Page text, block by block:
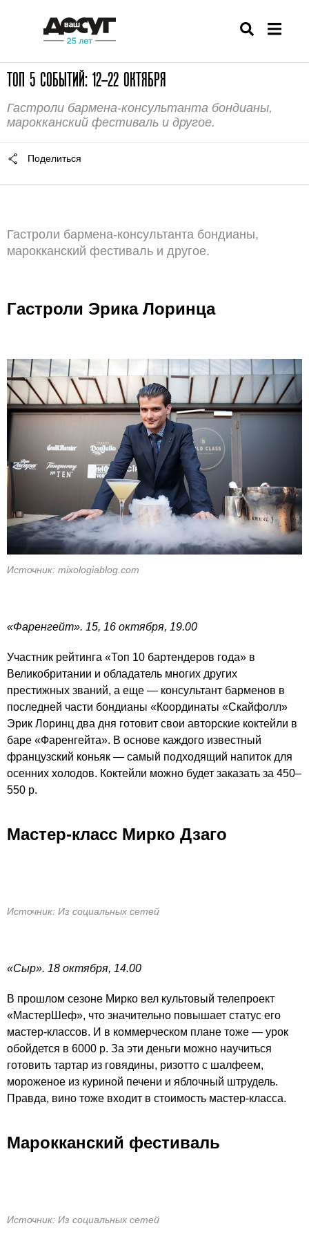
ТОП 5 СОБЫТИЙ: 12–22 ОКТЯБРЯ
Гастроли бармена-консультанта бондианы,
марокканский фестиваль и другое.
Поделиться
Гастроли бармена-консультанта бондианы,
марокканский фестиваль и другое.
Гастроли Эрика Лоринца
Источник: mixologiablog.com
«Фаренгейт». 15, 16 октября, 19.00
Участник рейтинга «Топ 10 бартендеров года» в
Великобритании и обладатель многих других
престижных званий, а еще — консультант барменов в
последней части бондианы «Координаты «Скайфолл»
Эрик Лоринц два дня готовит свои авторские коктейли в
баре «Фаренгейта». В основе каждого известный
французский коньяк — самый подходящий напиток для
осенних холодов. Коктейли можно будет заказать за 450–
550 р.
Мастер-класс Мирко Дзаго
Источник: Из социальных сетей
«Сыр». 18 октября, 14.00
В прошлом сезоне Мирко вел культовый телепроект
«МастерШеф», что значительно повышает статус его
мастер-классов. И в коммерческом плане тоже — урок
обойдется в 6000 р. За эти деньги можно научиться
готовить тартар из говядины, ризотто с шалфеем,
мороженое из куриной печени и яблочный штрудель.
Правда, вино тоже входит в стоимость мастер-класса.
Марокканский фестиваль
Источник: Из социальных сетей